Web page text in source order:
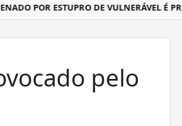
POR ESTUPRO DE VULNERÁVEL É
pelo